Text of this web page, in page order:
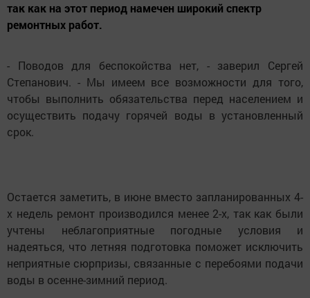
так как на этот период намечен широкий спектр
ремонтных работ.
- Поводов для беспокойства нет, - заверил Сергей
Степанович. - Мы имеем все возможности для того,
чтобы выполнить обязательства перед населением и
осуществить подачу горячей воды в установленный
срок.
Остается заметить, в июне вместо запланированных 4-
х недель ремонт производился менее 2-х, так как были
учтены неблагоприятные погодные условия и
надеяться, что летняя подготовка поможет исключить
неприятные сюрпризы, связанные с перебоями подачи
воды в осенне-зимний период.